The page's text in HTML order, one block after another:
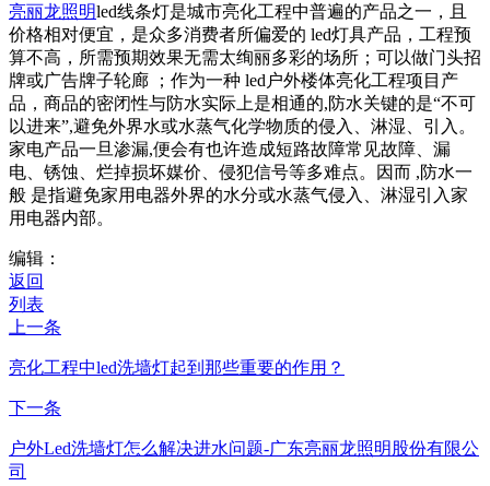
亮丽龙照明led线条灯是城市亮化工程中普遍的产品之一，且
价格相对便宜，是众多消费者所偏爱的 led灯具产品，工程预
算不高，所需预期效果无需太绚丽多彩的场所；可以做门头招
牌或广告牌子轮廊 ；作为一种 led户外楼体亮化工程项目产
品，商品的密闭性与防水实际上是相通的,防水关键的是“不可
以进来”,避免外界水或水蒸气化学物质的侵入、淋湿、引入。
家电产品一旦渗漏,便会有也许造成短路故障常见故障、漏
电、锈蚀、烂掉损坏媒价、侵犯信号等多难点。因而 ,防水一
般 是指避免家用电器外界的水分或水蒸气侵入、淋湿引入家
用电器内部。
编辑：
返回
列表
上一条
亮化工程中led洗墙灯起到那些重要的作用？
下一条
户外Led洗墙灯怎么解决进水问题-广东亮丽龙照明股份有限公
司